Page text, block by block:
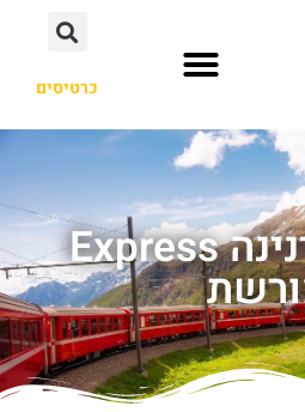
כרטיסים
מסלול ברנינה Express